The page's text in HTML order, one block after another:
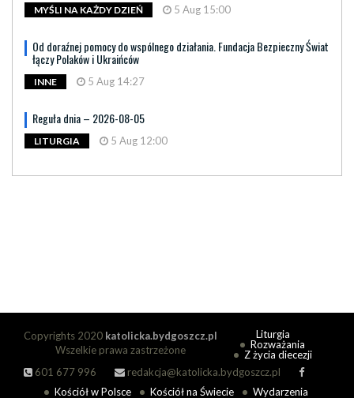
MYŚLI NA KAŻDY DZIEŃ 5 Aug 15:00
Od doraźnej pomocy do wspólnego działania. Fundacja Bezpieczny Świat
łączy Polaków i Ukraińców
INNE 5 Aug 14:27
Reguła dnia – 2026-08-05
LITURGIA 5 Aug 12:00
Copyrights 2020 katolicka.bydgoszcz.pl
Wszelkie prawa zastrzeżone
601 677 996
redakcja@katolicka.bydgoszcz.pl
Liturgia
Rozważania
Z życia diecezji
Kościół w Polsce Kościół na Świecie
Wydarzenia